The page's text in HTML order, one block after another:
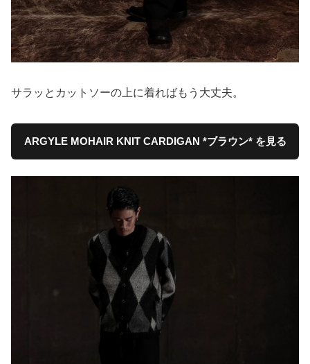
サラッとカットソーの上に着ればもう大丈夫。
ARGYLE MOHAIR KNIT CARDIGAN *ブラウン* を見る